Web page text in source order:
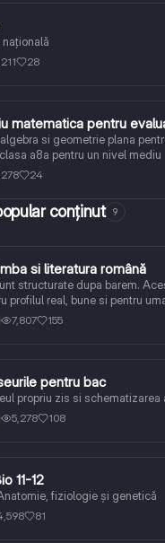
națională
28
matematica pentru
si geometrie plana
a8a pentru un nivel mediu
24
conținut 9
literatura română
si literatura română
structurate dupa barem.
profilul real, bune si pentru
dintre personaje si
7,807 155
literatura română
pentru bac
propriu zis si schematizarea
5,278 108
11-12
fiziologie și genetică
81